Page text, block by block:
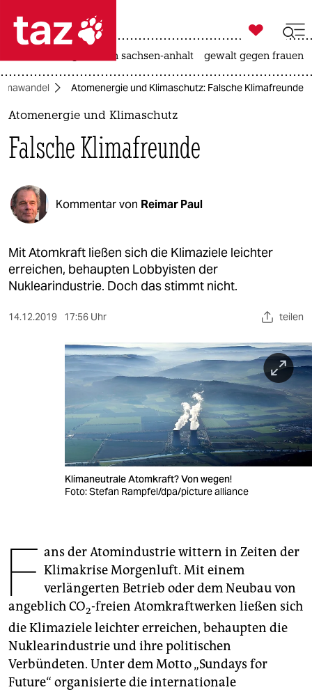
 taz zahl ich
taz zahl ich
politik
öko
gesellschaft
kultur
sport
berlin
wahrheit
veranstaltungen
unterstützen
abo
genossenschaft
epaper login

taz zahl ich
landtagswahl in sachsen-anhalt gewalt gegen frauen
Atomenergie und Klimaschutz: Falsche Klimafreunde
Atomenergie und Klimaschutz
Falsche Klimafreunde
Kommentar von Reimar Paul
Mit Atomkraft ließen sich die Klimaziele leichter
erreichen, behaupten Lobbyisten der
Nuklearindustrie. Doch das stimmt nicht.
14.12.2019 17:56 Uhr teilen
Klimaneutrale Atomkraft? Von wegen!
Foto: Stefan Rampfel/dpa/picture alliance
F ans der Atomindustrie wittern in Zeiten der
Klimakrise Morgenluft. Mit einem
verlängerten Betrieb oder dem Neubau von
angeblich CO2-freien Atomkraftwerken ließen sich
die Klimaziele leichter erreichen, behaupten die
Nuklearindustrie und ihre politischen
Verbündeten. Unter dem Motto „Sundays for
Future“ organisierte die internationale